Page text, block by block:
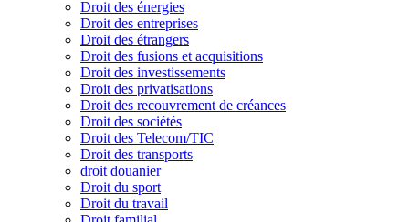
Droit des énergies
Droit des entreprises
Droit des étrangers
Droit des fusions et acquisitions
Droit des investissements
Droit des privatisations
Droit des recouvrement de créances
Droit des sociétés
Droit des Telecom/TIC
Droit des transports
droit douanier
Droit du sport
Droit du travail